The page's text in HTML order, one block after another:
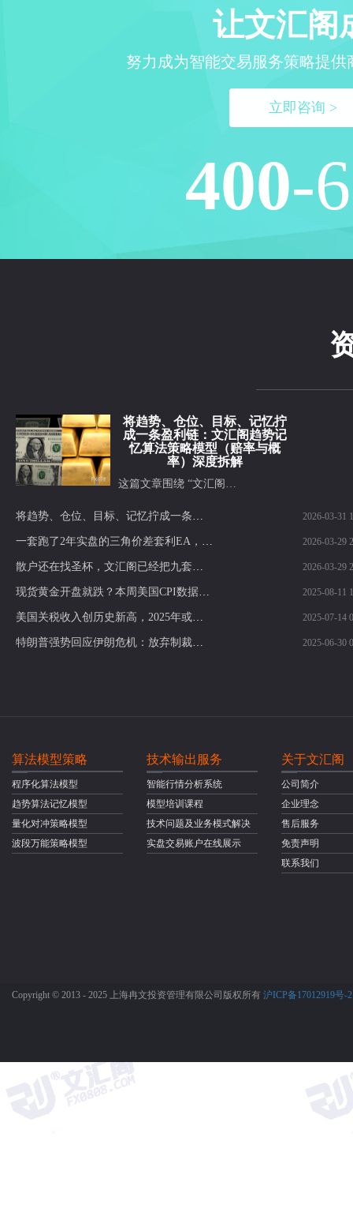
让文汇阁
努力成为智能交易服务策略提
立即咨询 >
400-
将趋势、仓位、目标、记忆拧
成一条盈利链：文汇阁趋势记
忆算法策略模型（赔率与概
率）深度拆解
这篇文章围绕 “文汇阁…
将趋势、仓位、目标、记忆拧成一条盈利链：文汇阁趋势记忆算法策略模型（赔率与概率）深度拆解 2026-03-31
一套跑了2年实盘的三角价差套利EA，我为什么现在才开放授权？基于对冲价差逻辑的自动化套利执行模型，长期实盘运行经验，授权使用 2026-03-29
散户还在找圣杯，文汇阁已经把九套赚钱逻辑拼成了一整套交易战争机器，盯的是整个交易体系怎么长期稳定盈利：这就是你和成熟交易者的差距 2026-03-29
现货黄金开盘就跌？本周美国CPI数据或将定乾坤 2025-08-11
美国关税收入创历史新高，2025年或达3000亿美元，财政前景引发热议！ 2025-07-14
特朗普强势回应伊朗危机：放弃制裁解除，警告再轰核设施！黄金多头反击机会来了？ 2025-06-30
算法模型策略
程序化算法模型
趋势算法记忆模型
量化对冲策略模型
波段万能策略模型
技术输出服务
智能行情分析系统
模型培训课程
技术问题及业务模式解决
实盘交易账户在线展示
关于文汇阁
公司简介
企业理念
售后服务
免责声明
联系我们
Copyright © 2013 - 2025 上海冉文投资管理有限公司版权所有 沪ICP备17012919号-2